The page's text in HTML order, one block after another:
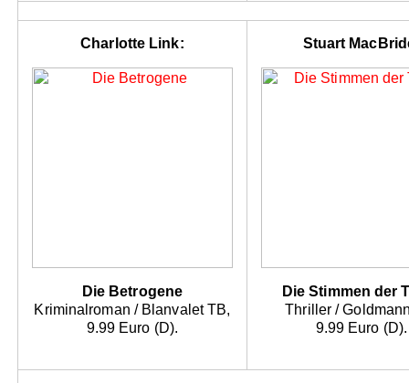
Charlotte Link:
Die Betrogene
Kriminalroman / Blanvalet TB,
9.99 Euro (D).
Stuart
Die Stimmen der
Thriller /
9.99 Euro (D).